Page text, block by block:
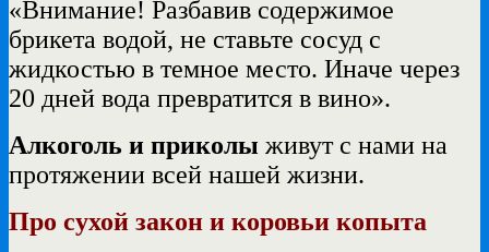
«Внимание! Разбавив содержимое
брикета водой, не ставьте сосуд с
жидкостью в темное место. Иначе через
20 дней вода превратится в вино».
Алкоголь и приколы живут с нами на
протяжении всей нашей жизни.
Про сухой закон и коровьи копыта